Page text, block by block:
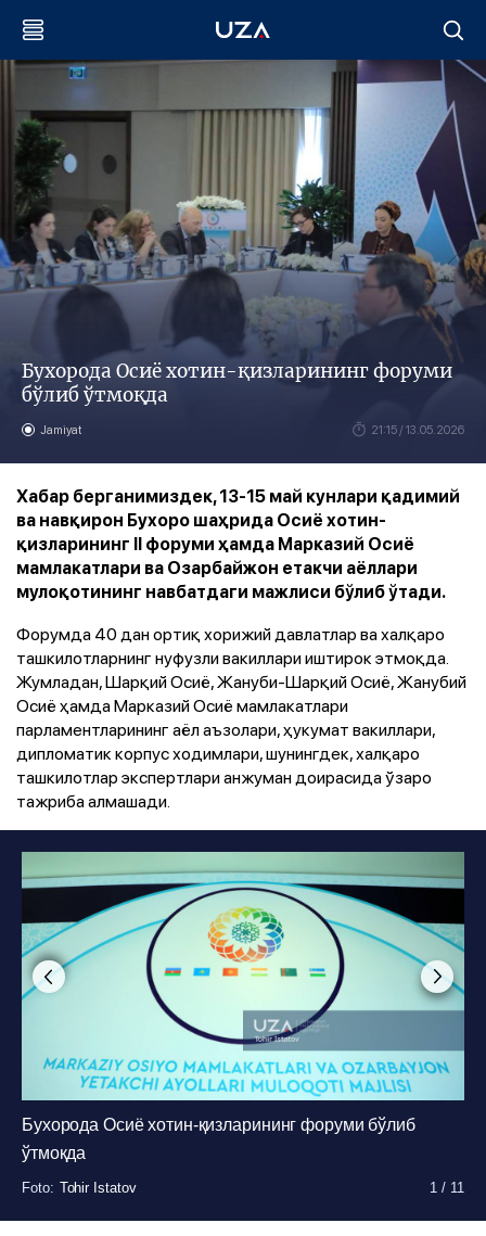
Бухорода Осиё хотин-қизларининг форуми
бўлиб ўтмоқда
Jamiyat 21:15 / 13.05.2026
Хабар берганимиздек, 13-15 май кунлари қадимий
ва навқирон Бухоро шаҳрида Осиё хотин-
қизларининг II форуми ҳамда Марказий Осиё
мамлакатлари ва Озарбайжон етакчи аёллари
мулоқотининг навбатдаги мажлиси бўлиб ўтади.
Форумда 40 дан ортиқ хорижий давлатлар ва халқаро
ташкилотларнинг нуфузли вакиллари иштирок этмоқда.
Жумладан, Шарқий Осиё, Жануби-Шарқий Осиё, Жанубий
Осиё ҳамда Марказий Осиё мамлакатлари
парламентларининг аёл аъзолари, ҳукумат вакиллари,
дипломатик корпус ходимлари, шунингдек, халқаро
ташкилотлар экспертлари анжуман доирасида ўзаро
тажриба алмашади.
Бухорода Осиё хотин-қизларининг форуми бўлиб
ўтмоқда
Foto: Tohir Istatov 1 / 11
Foto: Tohir Istatov 1 / 11
Foto: Tohir Istatov 1 / 11